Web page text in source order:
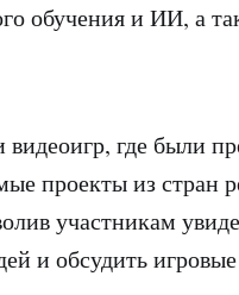
обучения и ИИ, а
где были
проекты из стран
участникам
и обсудить